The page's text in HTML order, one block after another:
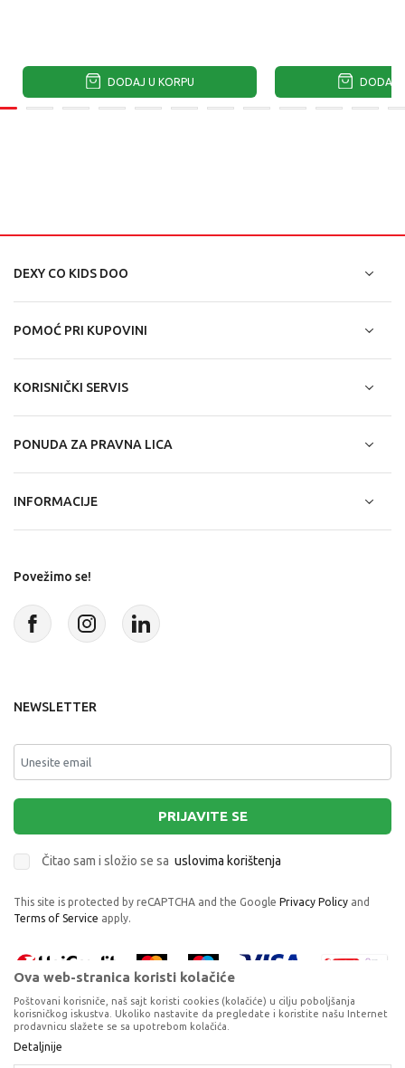
DODAJ U KORPU DODAJ
DEXY CO KIDS DOO
POMOĆ PRI KUPOVINI
KORISNIČKI SERVIS
PONUDA ZA PRAVNA LICA
INFORMACIJE
Povežimo se!
NEWSLETTER
PRIJAVITE SE
Čitao sam i složio se sa uslovima korištenja
This site is protected by reCAPTCHA and the Google Privacy Policy and
Terms of Service apply.
Proizvode na sajtu nastojimo da opišemo što je preciznije moguće, ali ne
možemo garantovati da su svi podaci i fotografije, navedeni u okrviru
Ova web-stranica koristi kolačiće
Poštovani korisniče, naš sajt koristi cookies (kolačiće) u cilju poboljšanja
korisničkog iskustva. Ukoliko nastavite da pregledate i koristite našu Internet
prodavnicu slažete se sa upotrebom kolačića.
Detaljnije